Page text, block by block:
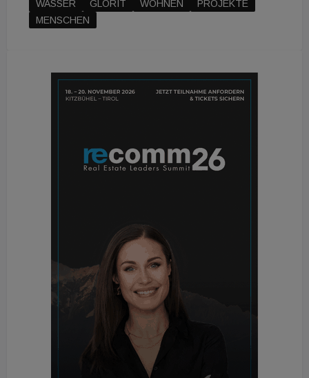
WASSER GLORIT WOHNEN
PROJEKTE
MENSCHEN